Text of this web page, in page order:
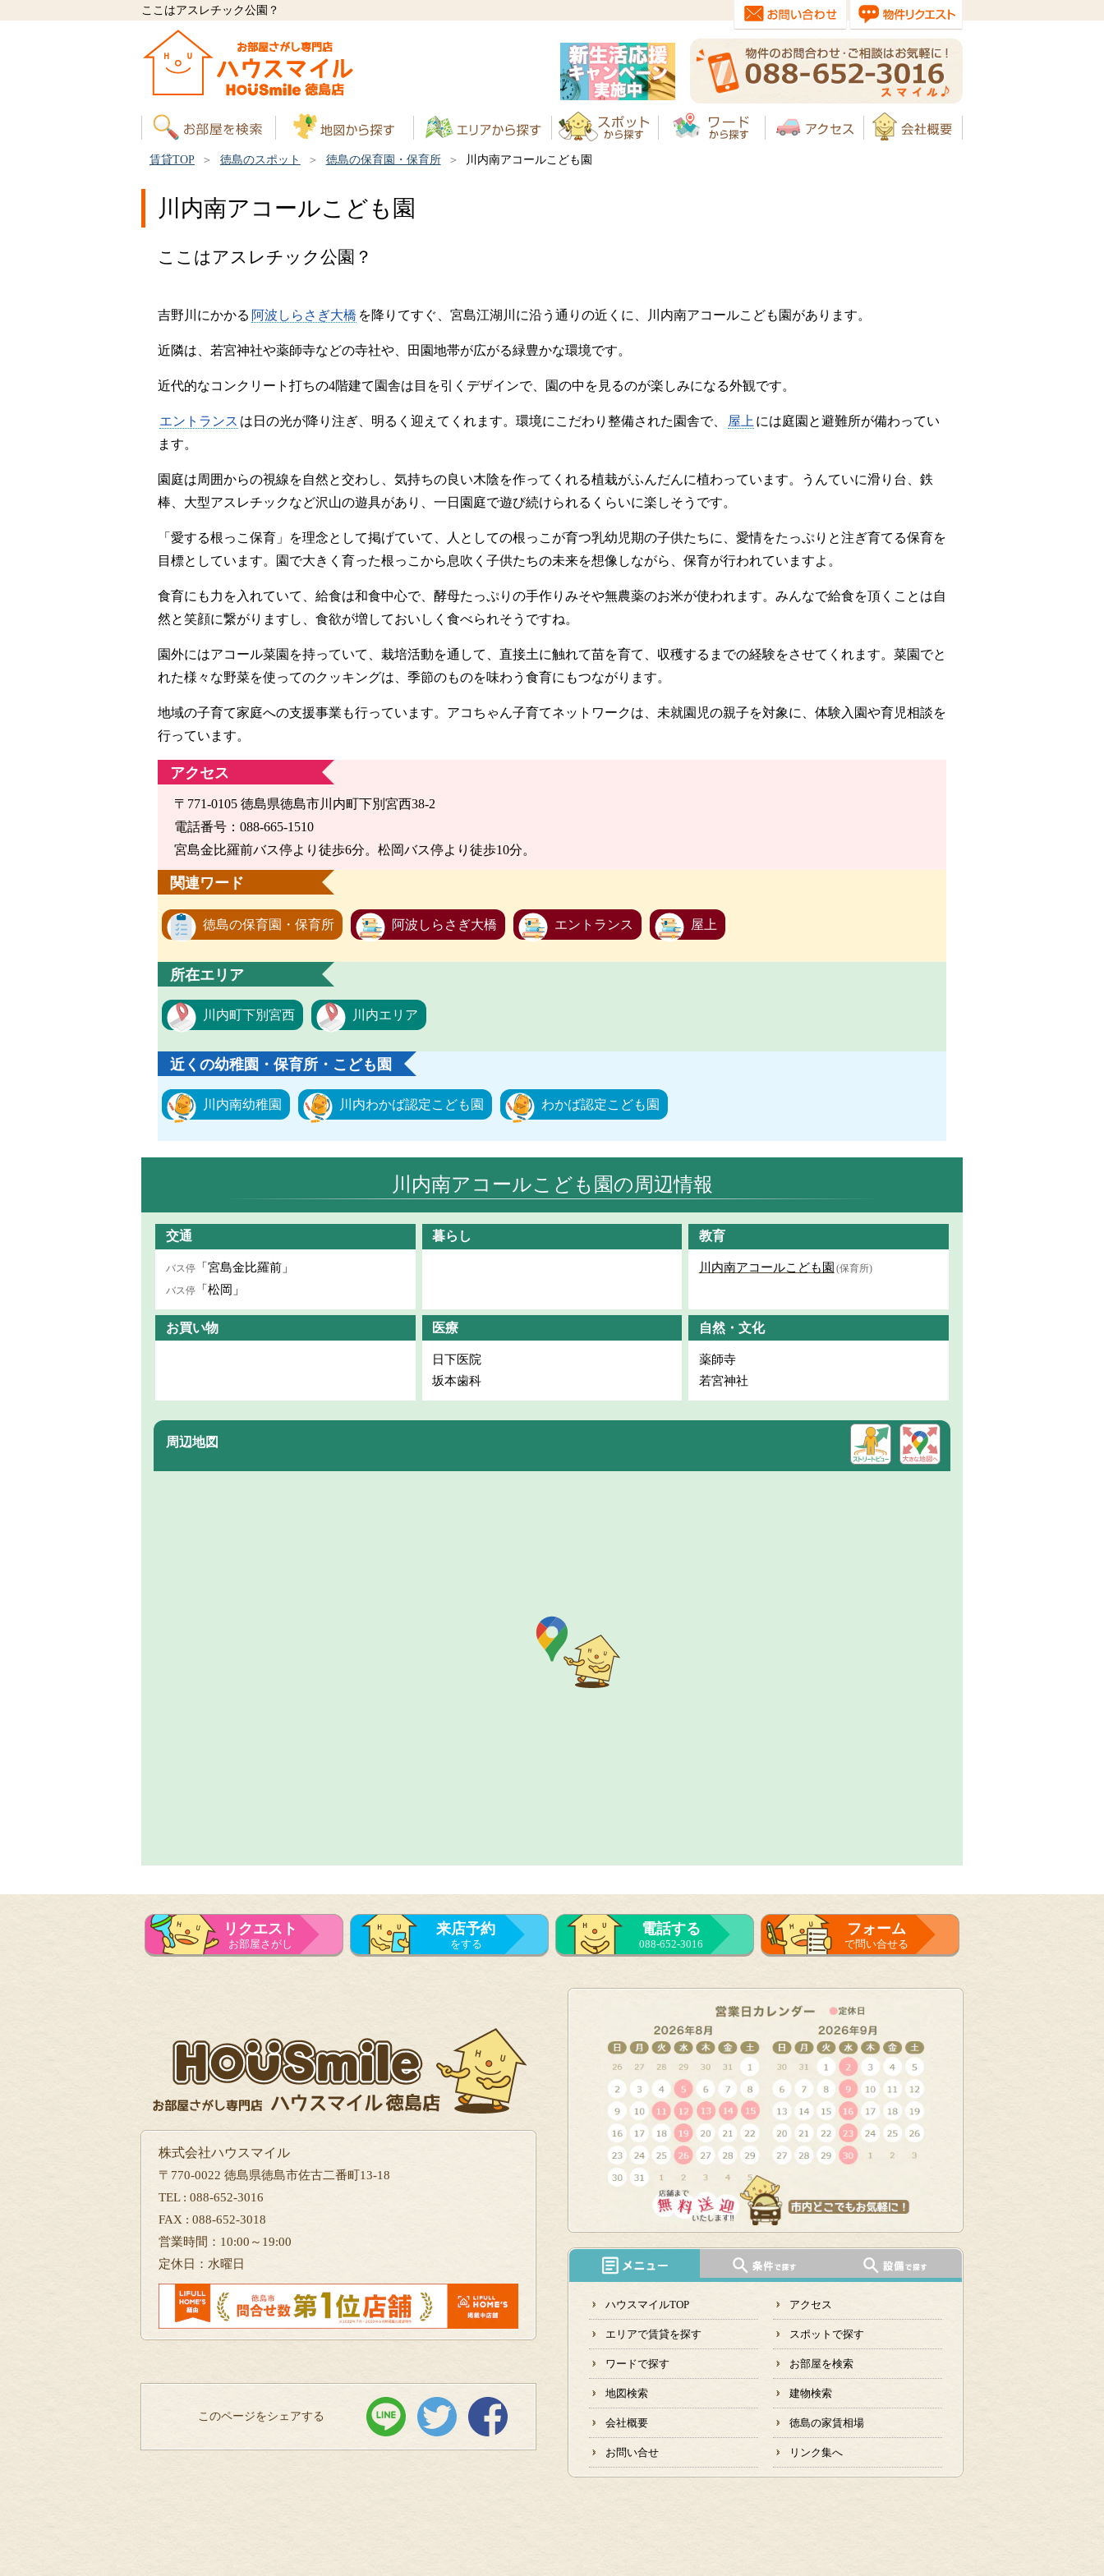
ここはアスレチック公園？
賃貸TOP 徳島のスポット 徳島の保育園・保育所 川内南アコールこども園
川内南アコールこども園
ここはアスレチック公園？
吉野川にかかる 阿波しらさぎ大橋 を降りてすぐ、宮島江湖川に沿う通りの近くに、川内南アコールこども園があります。
近隣は、若宮神社や薬師寺などの寺社や、田園地帯が広がる緑豊かな環境です。
近代的なコンクリート打ちの4階建て園舎は目を引くデザインで、園の中を見るのが楽しみになる外観です。
エントランス は日の光が降り注ぎ、明るく迎えてくれます。環境にこだわり整備された園舎で、 屋上 には庭園と避難所が備わってい
ます。
園庭は周囲からの視線を自然と交わし、気持ちの良い木陰を作ってくれる植栽がふんだんに植わっています。うんていに滑り台、鉄
棒、大型アスレチックなど沢山の遊具があり、一日園庭で遊び続けられるくらいに楽しそうです。
「愛する根っこ保育」を理念として掲げていて、人としての根っこが育つ乳幼児期の子供たちに、愛情をたっぷりと注ぎ育てる保育を
目標としています。園で大きく育った根っこから息吹く子供たちの未来を想像しながら、保育が行われていますよ。
食育にも力を入れていて、給食は和食中心で、酵母たっぷりの手作りみそや無農薬のお米が使われます。みんなで給食を頂くことは自
然と笑顔に繋がりますし、食欲が増しておいしく食べられそうですね。
園外にはアコール菜園を持っていて、栽培活動を通して、直接土に触れて苗を育て、収穫するまでの経験をさせてくれます。菜園でと
れた様々な野菜を使ってのクッキングは、季節のものを味わう食育にもつながります。
地域の子育て家庭への支援事業も行っています。アコちゃん子育てネットワークは、未就園児の親子を対象に、体験入園や育児相談を
行っています。
アクセス
〒771-0105 徳島県徳島市川内町下別宮西38-2
電話番号：088-665-1510
宮島金比羅前バス停より徒歩6分。松岡バス停より徒歩10分。
関連ワード
徳島の保育園・保育所 阿波しらさぎ大橋 エントランス 屋上
所在エリア
川内町下別宮西 川内エリア
近くの幼稚園・保育所・こども園
川内南幼稚園 川内わかば認定こども園 わかば認定こども園
川内南アコールこども園の周辺情報
交通
バス停 「宮島金比羅前」
バス停 「松岡」
暮らし 教育
川内南アコールこども園 (保育所)
お買い物 医療
日下医院
坂本歯科
自然・文化
薬師寺
若宮神社
周辺地図
リクエスト
お部屋さがし
来店予約
をする
電話する
088-652-3016
フォーム
で問い合せる
株式会社ハウスマイル
〒770-0022 徳島県徳島市佐古二番町13-18
TEL : 088-652-3016
FAX : 088-652-3018
営業時間：10:00～19:00
定休日：水曜日
このページをシェアする
ハウスマイルTOP アクセス
エリアで賃貸を探す スポットで探す
ワードで探す お部屋を検索
地図検索 建物検索
会社概要 徳島の家賃相場
お問い合せ リンク集へ